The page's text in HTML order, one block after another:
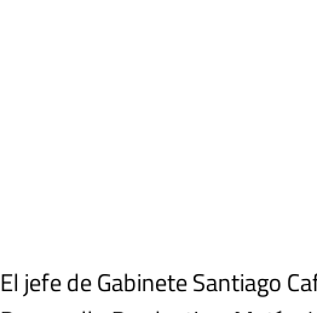
El jefe de Gabinete Santiago